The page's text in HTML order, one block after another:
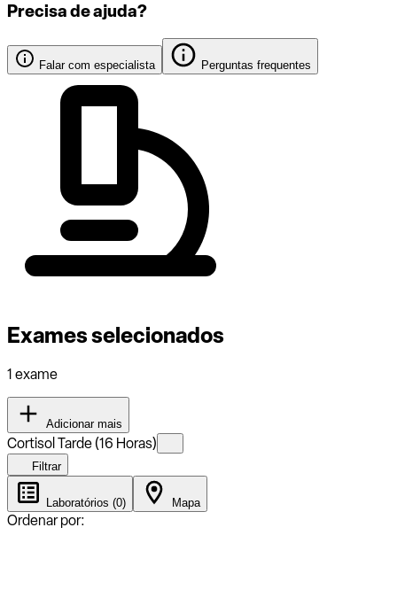
Precisa de ajuda?
Falar com especialista Perguntas frequentes
Exames selecionados
1 exame
Adicionar mais
Cortisol Tarde (16 Horas)
Filtrar
Laboratórios (0) Mapa
Ordenar por: